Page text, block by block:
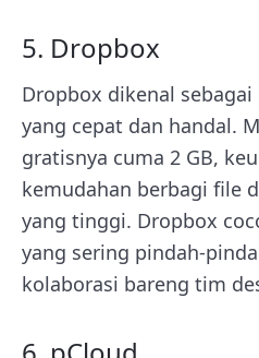
5. Dropbox
Dropbox dikenal
yang cepat dan handal.
gratisnya cuma 2 GB,
kemudahan berbagi file
yang tinggi. Dropbox
yang sering pindah-
kolaborasi bareng tim